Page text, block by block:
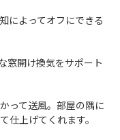
によってオフにできる
窓開け換気をサポート
って送風。部屋の隅に
仕上げてくれます。